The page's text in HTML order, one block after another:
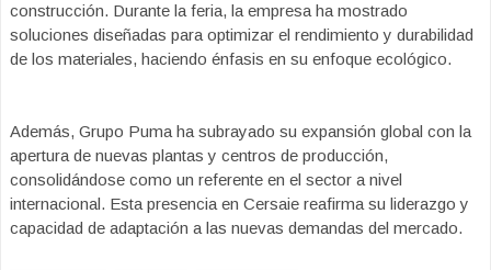
construcción. Durante la feria, la empresa ha mostrado
soluciones diseñadas para optimizar el rendimiento y durabilidad
de los materiales, haciendo énfasis en su enfoque ecológico.
Además, Grupo Puma ha subrayado su expansión global con la
apertura de nuevas plantas y centros de producción,
consolidándose como un referente en el sector a nivel
internacional. Esta presencia en Cersaie reafirma su liderazgo y
capacidad de adaptación a las nuevas demandas del mercado.